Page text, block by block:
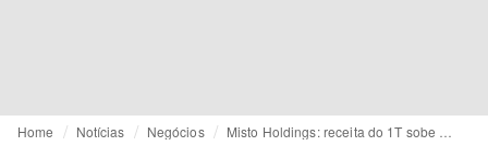
Home Notícias Negócios